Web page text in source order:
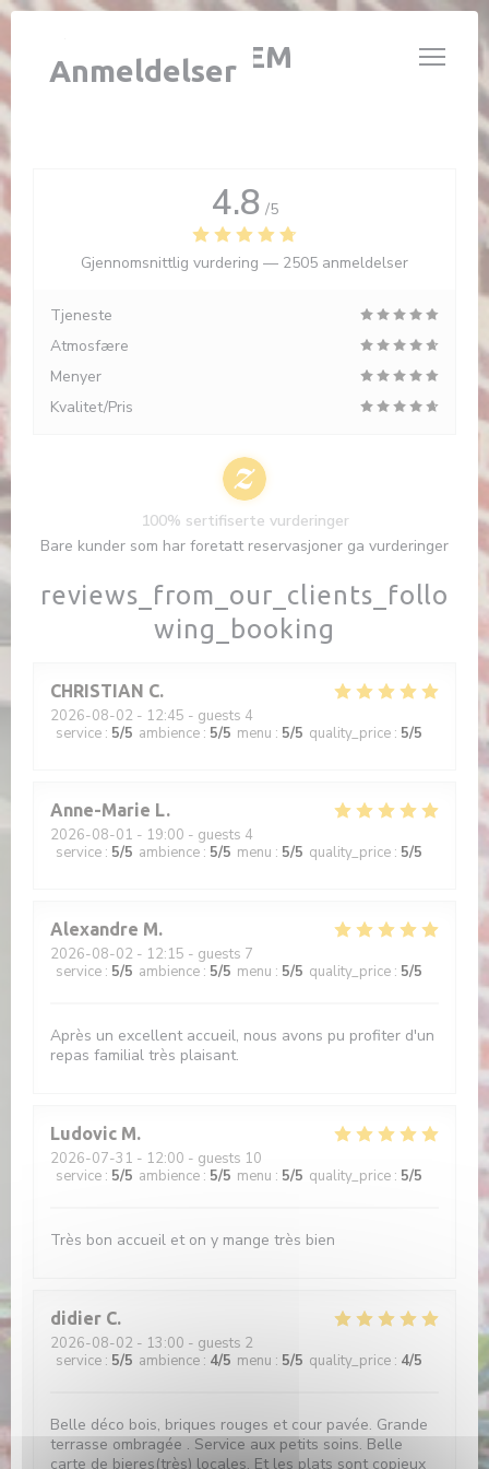
Panel for informasjonskapsler
L'ÉTABLE DE HEM
Anmeldelser
reviews_from_our_clients_follo
wing_booking
CHRISTIAN C
2026-08-02 - 12:45 - guests 4
service : 5/5 ambience : 5/5 menu : 5/5 quality_price : 5/5
Anne-Marie L
2026-08-01 - 19:00 - guests 4
service : 5/5 ambience : 5/5 menu : 5/5 quality_price : 5/5
Alexandre M
2026-08-02 - 12:15 - guests 7
service : 5/5 ambience : 5/5 menu : 5/5 quality_price : 5/5
Après un excellent accueil, nous avons pu profiter d'un
repas familial très plaisant.
Ludovic M
2026-07-31 - 12:00 - guests 10
service : 5/5 ambience : 5/5 menu : 5/5 quality_price : 5/5
Très bon accueil et on y mange très bien
didier C
2026-08-02 - 13:00 - guests 2
service : 5/5 ambience : 4/5 menu : 5/5 quality_price : 4/5
Belle déco bois, briques rouges et cour pavée. Grande
terrasse ombragée . Service aux petits soins. Belle
carte de bieres(très) locales. Et les plats sont copieux
4.8 /5
Gjennomsnittlig vurdering — 2505 anmeldelser
Tjeneste
Atmosfære
Menyer
Kvalitet/Pris
100% sertifiserte vurderinger
Bare kunder som har foretatt reservasjoner ga vurderinger